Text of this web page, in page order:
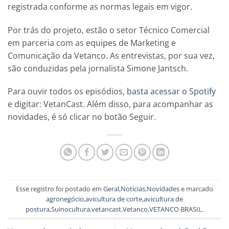
registrada conforme as normas legais em vigor.
Por trás do projeto, estão o setor Técnico Comercial
em parceria com as equipes de Marketing e
Comunicação da Vetanco. As entrevistas, por sua vez,
são conduzidas pela jornalista Simone Jantsch.
Para ouvir todos os episódios, basta acessar o Spotify
e digitar: VetanCast. Além disso, para acompanhar as
novidades, é só clicar no botão Seguir.
Esse registro foi postado em Geral,Notícias,Novidadese marcado
agronegócio,avicultura de corte,avicultura de
postura,Suinocultura,vetancast,Vetanco,VETANCO BRASIL.